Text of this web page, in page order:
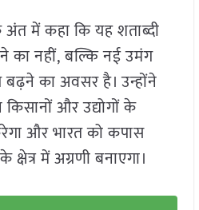
अंत में कहा कि यह शताब्दी
का नहीं, बल्कि नई उमंग
का अवसर है। उन्होंने
और उद्योगों के
और भारत को कपास
में अग्रणी बनाएगा।